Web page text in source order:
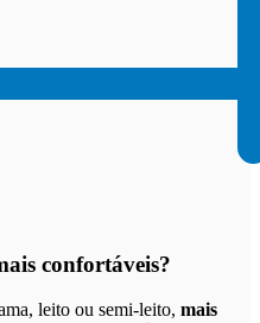
confortáveis?
leito ou semi-leito, mais